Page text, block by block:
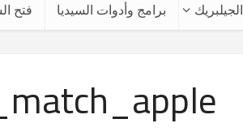
الجيلبريك برامج وأدوات السيديا فتح